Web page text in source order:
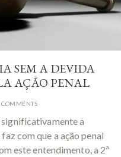
SEM A DEVIDA
AÇÃO PENAL
COMMENTS
a
com que a ação penal
este entendimento, a 2ª